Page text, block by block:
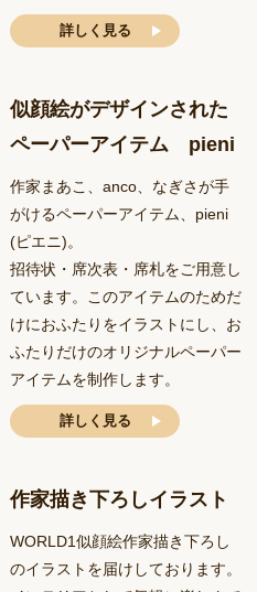
詳しく見る
似顔絵がデザインされた
ペーパーアイテム pieni
作家まあこ、anco、なぎさが手
がけるペーパーアイテム、pieni
(ピエニ)。
招待状・席次表・席札をご用意し
ています。このアイテムのためだ
けにおふたりをイラストにし、お
ふたりだけのオリジナルペーパー
アイテムを制作します。
詳しく見る
作家描き下ろしイラスト
WORLD1似顔絵作家描き下ろし
のイラストを届けしております。